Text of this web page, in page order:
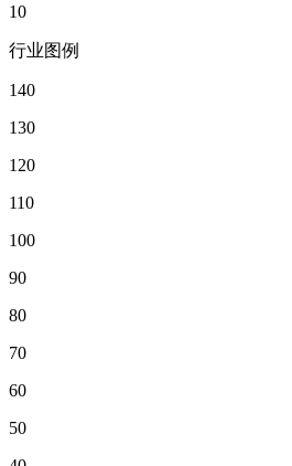
10
行业图例
140
130
120
110
100
90
80
70
60
50